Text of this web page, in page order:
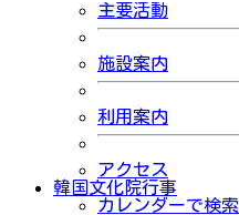
主要活動
施設案内
利用案内
アクセス
韓国文化院行事
カレンダーで検索